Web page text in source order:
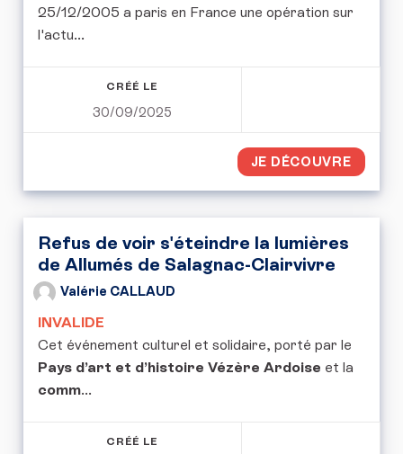
25/12/2005 a paris en France une opération sur
l'actu...
CRÉÉ LE
30/09/2025
JE DÉCOUVRE
Refus de voir s'éteindre la lumières
de Allumés de Salagnac-Clairvivre
Valérie CALLAUD
INVALIDE
Cet événement culturel et solidaire, porté par le
Pays d’art et d’histoire Vézère Ardoise et la
comm...
CRÉÉ LE